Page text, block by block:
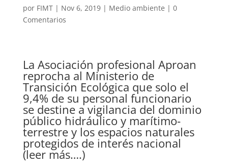
por FIMT| Nov 6, 2019| Medio ambiente | 0
Comentarios
La Asociación profesional Aproan
reprocha al Ministerio de
Transición Ecológica que solo el
9,4% de su personal funcionario
se destine a vigilancia del dominio
público hidráulico y marítimo-
terrestre y los espacios naturales
protegidos de interés nacional
(leer más….)